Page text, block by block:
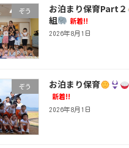
ぞう お泊まり保育Part２
組
新着!!
2026年8月1日
ぞう お泊まり保育
新着!!
2026年8月1日